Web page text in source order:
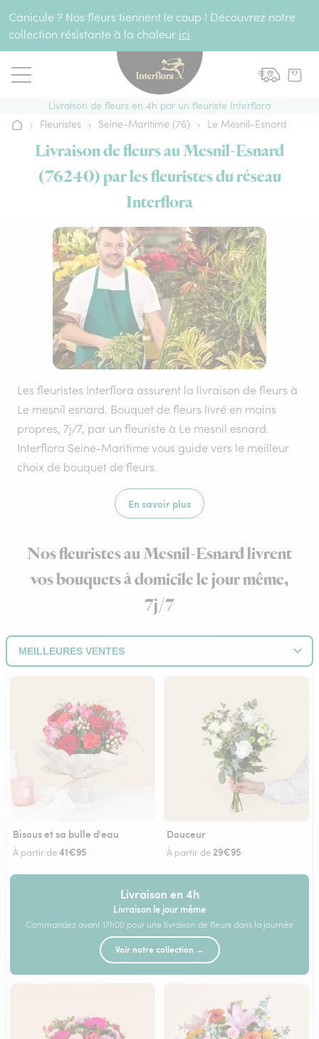
Canicule ? Nos fleurs tiennent le coup ! Découvrez notre
collection résistante à la chaleur ici
Livraison de fleurs en 4h par un fleuriste Interflora
Accueil
› Fleuristes › Seine-Maritime (76) › Le Mesnil-Esnard
Livraison de fleurs au Mesnil-Esnard
(76240) par les fleuristes du réseau
Interflora
Les fleuristes Interflora assurent la livraison de fleurs à
Le mesnil esnard. Bouquet de fleurs livré en mains
propres, 7j/7, par un fleuriste à Le mesnil esnard.
Interflora Seine-Maritime vous guide vers le meilleur
choix de bouquet de fleurs.
En savoir plus
Nos fleuristes au Mesnil-Esnard livrent
vos bouquets à domicile le jour même,
7j/7
Bisous et sa bulle d'eau
À partir de41€95
Douceur
À partir de29€95
Livraison en 4h
Livraison le jour même
Commandez avant 17h00 pour une livraison de fleurs dans la journée
Voir notre collection →